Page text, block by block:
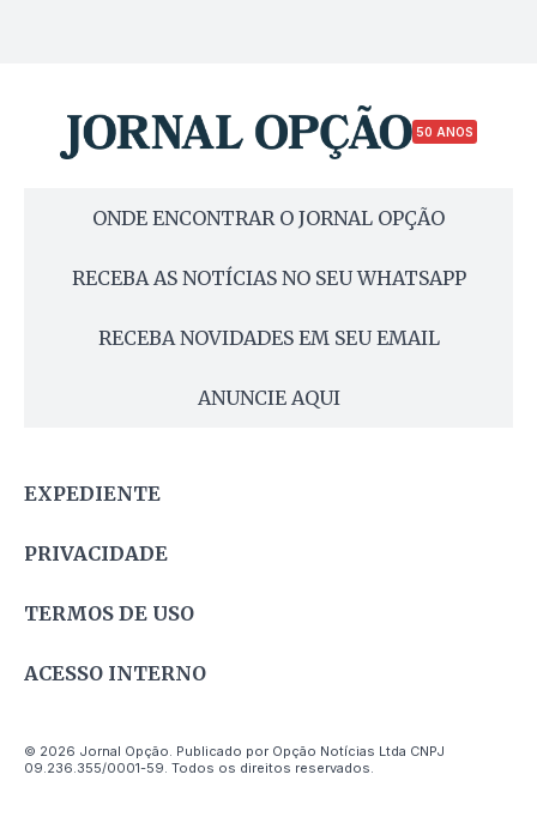
50 ANOS
ONDE ENCONTRAR O JORNAL OPÇÃO
RECEBA AS NOTÍCIAS NO SEU WHATSAPP
RECEBA NOVIDADES EM SEU EMAIL
ANUNCIE AQUI
EXPEDIENTE
PRIVACIDADE
TERMOS DE USO
ACESSO INTERNO
© 2026 Jornal Opção. Publicado por Opção Notícias Ltda CNPJ
09.236.355/0001-59. Todos os direitos reservados.